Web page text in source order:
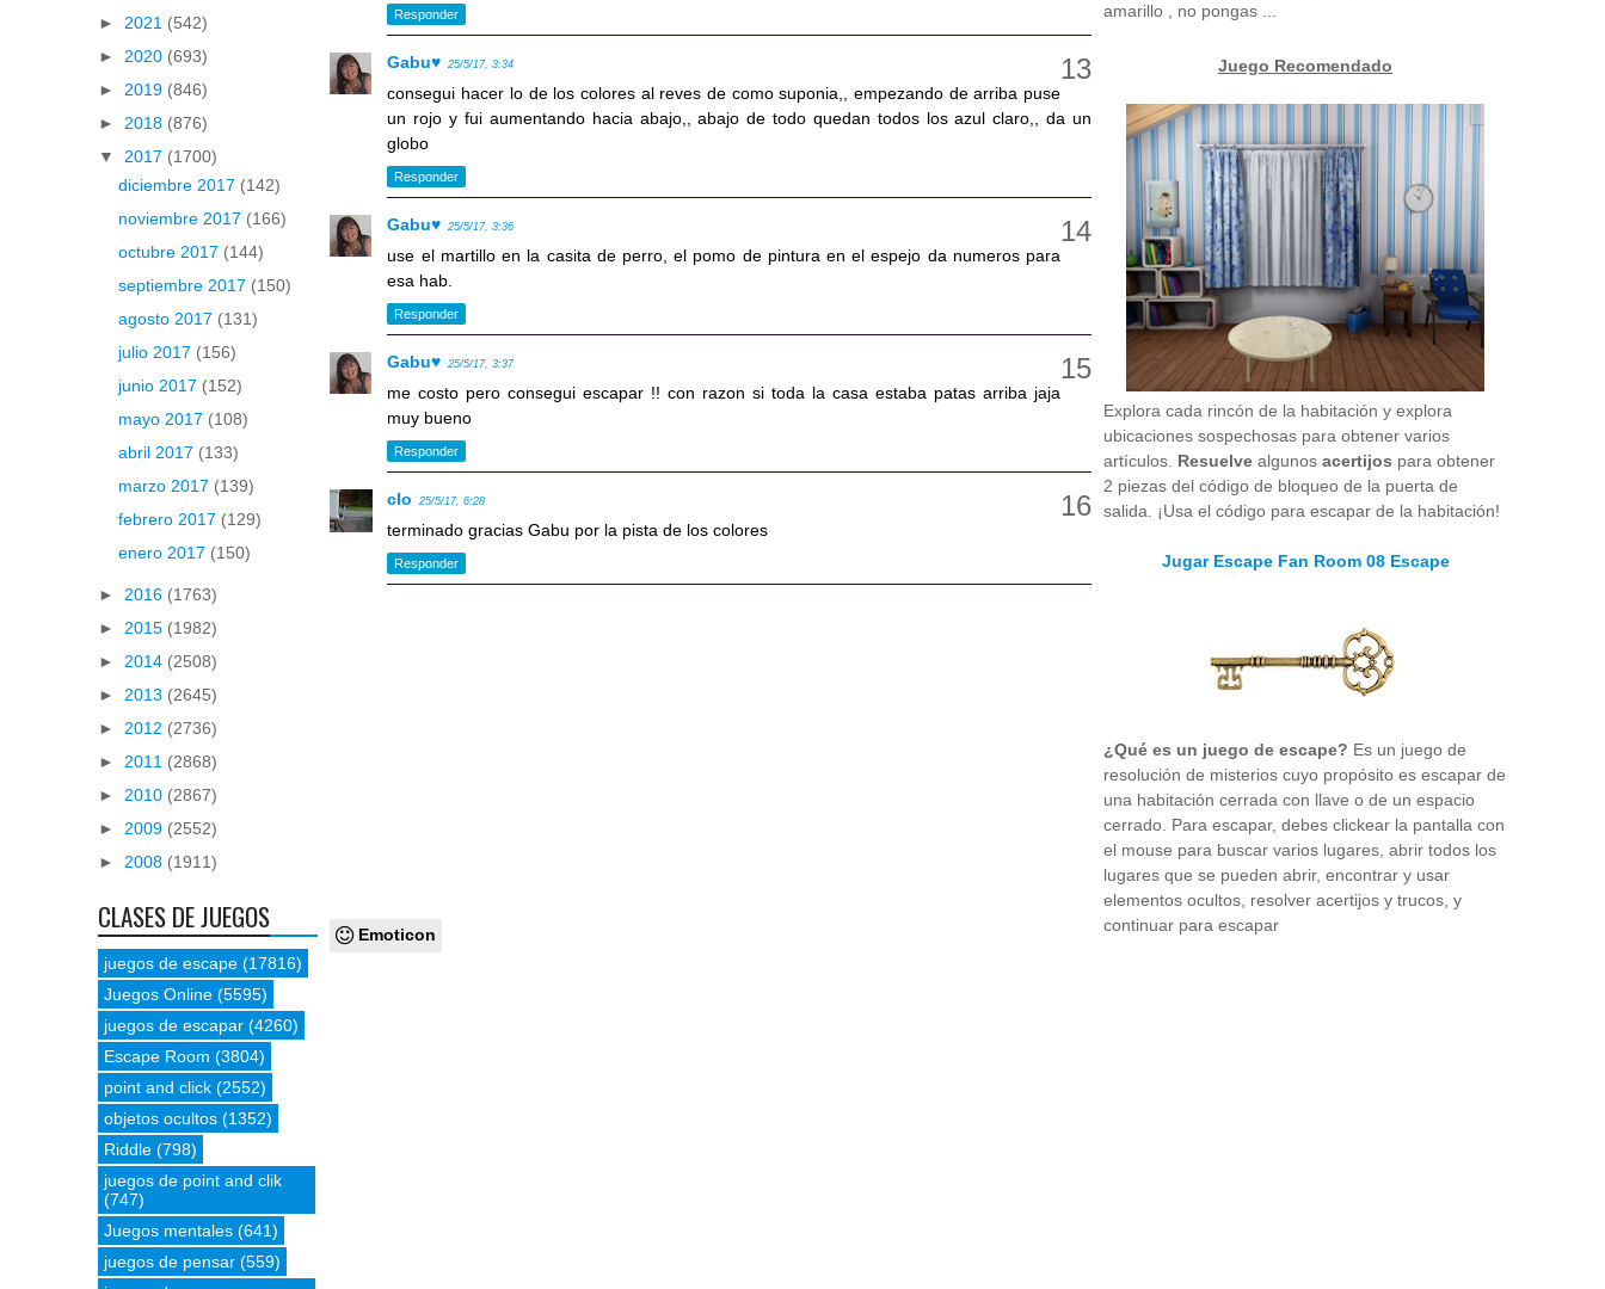
Responder
Gabu♥ 25/5/17, 3:34
consegui hacer lo de los colores al reves de como suponia,, empezando de arriba puse
un rojo y fui aumentando hacia abajo,, abajo de todo quedan todos los azul claro,, da un
globo
Responder
Gabu♥ 25/5/17, 3:36
use el martillo en la casita de perro, el pomo de pintura en el espejo da numeros para
esa hab.
Responder
Gabu♥ 25/5/17, 3:37
me costo pero consegui escapar !! con razon si toda la casa estaba patas arriba jaja
muy bueno
Responder
clo 25/5/17, 6:28
terminado gracias Gabu por la pista de los colores
Responder
Emoticon
► 2021 (542)
► 2020 (693)
► 2019 (846)
► 2018 (876)
▼ 2017 (1700)
diciembre 2017 (142)
noviembre 2017 (166)
octubre 2017 (144)
septiembre 2017 (150)
agosto 2017 (131)
julio 2017 (156)
junio 2017 (152)
mayo 2017 (108)
abril 2017 (133)
marzo 2017 (139)
febrero 2017 (129)
enero 2017 (150)
► 2016 (1763)
► 2015 (1982)
► 2014 (2508)
► 2013 (2645)
► 2012 (2736)
► 2011 (2868)
► 2010 (2867)
► 2009 (2552)
► 2008 (1911)
CLASES DE JUEGOS
juegos de escape (17816)
Juegos Online (5595)
juegos de escapar (4260)
Escape Room (3804)
point and click (2552)
objetos ocultos (1352)
Riddle (798)
juegos de point and clik
(747)
Juegos mentales (641)
juegos de pensar (559)
amarillo , no pongas ...
Juego Recomendado
Explora cada rincón de la habitación y explora
ubicaciones sospechosas para obtener varios
artículos. Resuelve algunos acertijos para obtener
2 piezas del código de bloqueo de la puerta de
salida. ¡Usa el código para escapar de la habitación!
Jugar Escape Fan Room 08 Escape
¿Qué es un juego de escape? Es un juego de
resolución de misterios cuyo propósito es escapar de
una habitación cerrada con llave o de un espacio
cerrado. Para escapar, debes clickear la pantalla con
el mouse para buscar varios lugares, abrir todos los
lugares que se pueden abrir, encontrar y usar
elementos ocultos, resolver acertijos y trucos, y
continuar para escapar